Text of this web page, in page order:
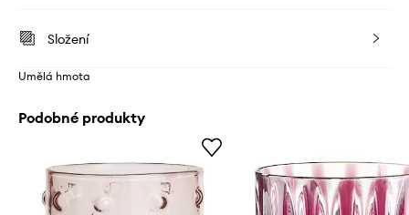
Složení
Umělá hmota
Podobné produkty